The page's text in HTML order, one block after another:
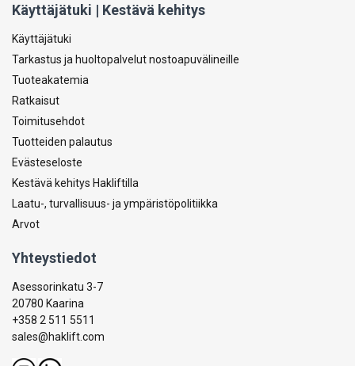
Käyttäjätuki | Kestävä kehitys
Käyttäjätuki
Tarkastus ja huoltopalvelut nostoapuvälineille
Tuoteakatemia
Ratkaisut
Toimitusehdot
Tuotteiden palautus
Evästeseloste
Kestävä kehitys Hakliftilla
Laatu-, turvallisuus- ja ympäristöpolitiikka
Arvot
Yhteystiedot
Asessorinkatu 3-7
20780 Kaarina
+358 2 511 5511
sales@haklift.com